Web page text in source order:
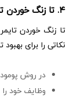
۴. تا زنگ خوردن تایمر، روی کار خود تمرکز کنید
تا زنگ خوردن
نکاتی را برای
در روش
وظایف خود را